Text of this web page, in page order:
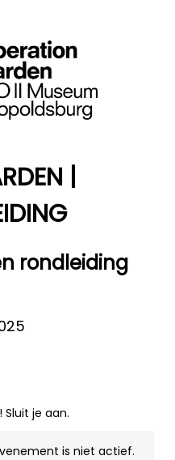
|
rondleiding
je aan.
is niet actief.